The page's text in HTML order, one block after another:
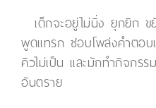
เด็กจะอยู่ไม่นิ่ง ยุกยิก
พูดแทรก ชอบโพล่งคำตอ
คิวไม่เป็น และมักทำกิจกร
อันตราย